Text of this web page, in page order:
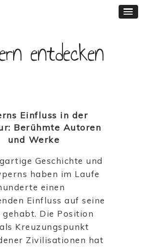
entdecken
Einfluss in der
Berühmte Autoren
und Werke
Geschichte und
haben im Laufe
einen
Einfluss auf seine
Die Position
Kreuzungspunkt
Zivilisationen hat